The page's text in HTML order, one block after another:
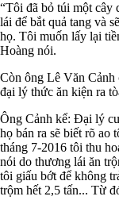
“Tôi đã bỏ túi một cây
lái để bắt quả tang và
họ. Tôi muốn lấy lại
Hoàng nói.
Còn ông Lê Văn Cảnh
đại lý thức ăn kiện ra
Ông Cảnh kể: Đại lý
họ bán ra sẽ biết rõ ao
tháng 7-2016 tôi thu
nói do thương lái ăn
tôi giấu bớt để không
trộm hết 2,5 tấn... Từ